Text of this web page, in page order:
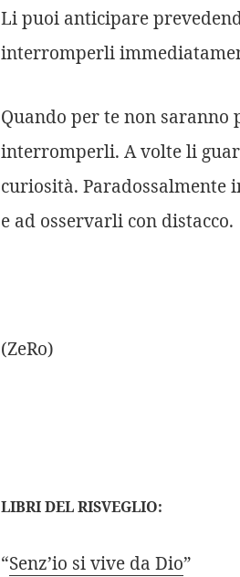
Li puoi anticipare
interromperli
Quando per te non
interromperli. A volte li
curiosità.
e ad osservarli con distacco.
(ZeRo)
LIBRI DEL RISVEGLIO:
“Senz’io si vive da Dio”